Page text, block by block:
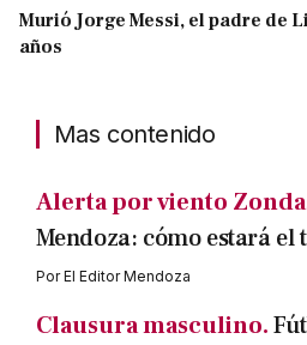
Murió Jorge Messi, el padre de
años
Mas contenido
Alerta por viento
Mendoza: cómo estará el
PorEl Editor Mendoza
Clausura masculino.